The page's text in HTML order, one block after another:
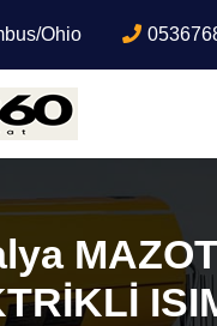
Ohio